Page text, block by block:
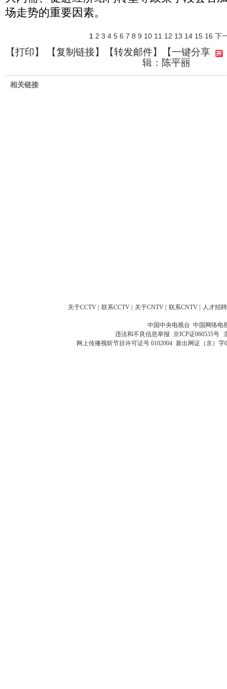
场走势的重要因素。
1 2 3 4 5 6 7 8 9 10 11 12 13 14 15 16 下
【打印】 【复制链接】【转发邮件】
【一键分享
辑：陈平丽
相关链接
关于CCTV | 联系CCTV | 关于CNTV | 联系CNTV | 人才招聘
中国中央电视台 中国网络电
违法和不良信息举报 京ICP证060535号
网上传播视听节目许可证号 0102004 新出网证（京）